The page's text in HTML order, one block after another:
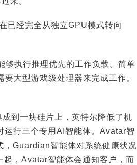
已经完全从独立GPU模式转向
够执行推理优先的工作负载。简单
大型游戏级处理器来完成工作。
到一块硅片上，英特尔降低了机
行三个专用AI智能体。Avatar智
Guardian智能体对系统健康状况
，Avatar智能体会通知客户，而